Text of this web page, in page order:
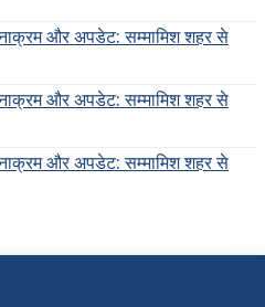
और अपडेट: सम्मामिश शहर से
और अपडेट: सम्मामिश शहर से
और अपडेट: सम्मामिश शहर से